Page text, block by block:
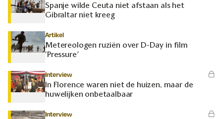
Spanje wilde Ceuta niet afstaan als het
Gibraltar niet kreeg
Artikel
Metereologen ruziën over D-Day in film
‘Pressure’
Interview
In Florence waren niet de huizen, maar de
huwelijken onbetaalbaar
Interview